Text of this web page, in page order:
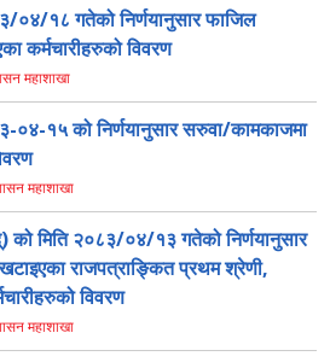
०४/१८ गतेको निर्णयानुसार फाजिल
कर्मचारीहरुको विवरण
महाशाखा
०४-१५ को निर्णयानुसार सरुवा/कामकाजमा
महाशाखा
को मिति २०८३/०४/१३ गतेको निर्णयानुसार
राजपत्राङ्कित प्रथम श्रेणी,
विवरण
महाशाखा